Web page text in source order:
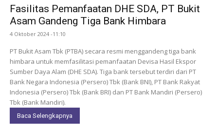
Fasilitas Pemanfaatan DHE SDA, PT Bukit
Asam Gandeng Tiga Bank Himbara
4 Oktober 2024 -11:10
PT Bukit Asam Tbk (PTBA) secara resmi menggandeng tiga bank
himbara untuk memfasilitasi pemanfaatan Devisa Hasil Ekspor
Sumber Daya Alam (DHE SDA). Tiga bank tersebut terdiri dari PT
Bank Negara Indonesia (Persero) Tbk (Bank BNI), PT Bank Rakyat
Indonesia (Persero) Tbk (Bank BRI) dan PT Bank Mandiri (Persero)
Tbk (Bank Mandiri).
Baca Selengkapnya